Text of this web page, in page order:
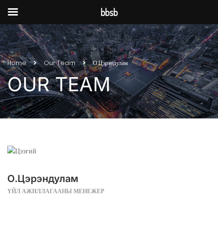
Home Our Team О.Цэрэндулам
OUR TEAM
О.Цэрэндулам
ҮЙЛ АЖИЛЛАГААНЫ МЕНЕЖЕР
bbsb